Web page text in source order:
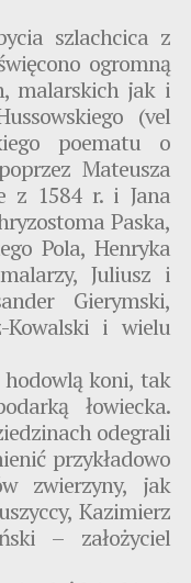
szlachcica z
ogromną
malarskich jak i
(vel
poematu o
Mateusza
z 1584 r. i Jana
Paska,
Pola, Henryka
Juliusz i
Gierymski,
Kowalski i wielu
hodowlą koni, tak
łowiecka.
odegrali
przykładowo
zwierzyny, jak
Kazimierz
– założyciel